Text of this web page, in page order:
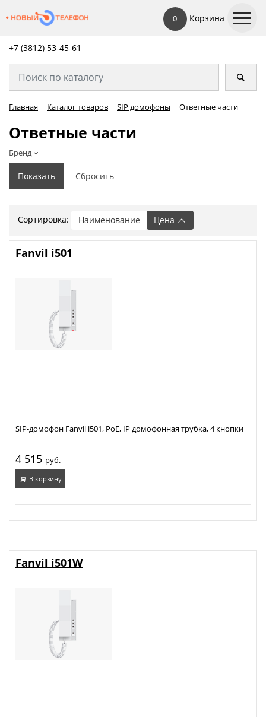
0 Корзина
+7 (3812) 53-45-61
Главная Каталог товаров SIP домофоны Ответные части
Ответные части
Бренд
Сортировка: Наименование Цена
4 515 руб.
В корзину
Fanvil i501
SIP-домофон Fanvil i501, PoE, IP домофонная трубка, 4 кнопки
Fanvil i501W